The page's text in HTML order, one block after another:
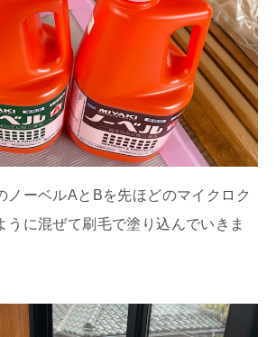
ノーベルAとBを先ほどのマイクロク
うに混ぜて刷毛で塗り込んでいきま